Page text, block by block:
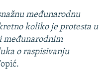
međunarodnu
koliko je protesta u
međunarodnim
o raspisivanju